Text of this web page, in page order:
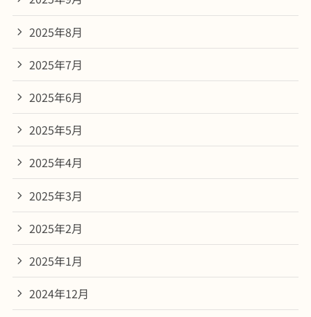
2025年8月
2025年7月
2025年6月
2025年5月
2025年4月
2025年3月
2025年2月
2025年1月
2024年12月